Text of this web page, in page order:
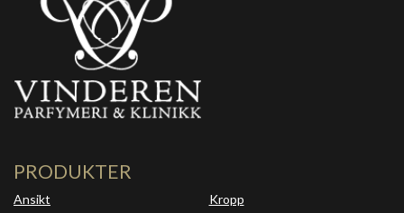
PRODUKTER
Ansikt
Kropp